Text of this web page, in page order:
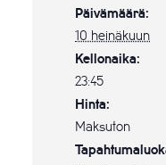
Päivämäärä:
10 heinäkuun
Kellonaika:
23:45
Hinta:
Maksuton